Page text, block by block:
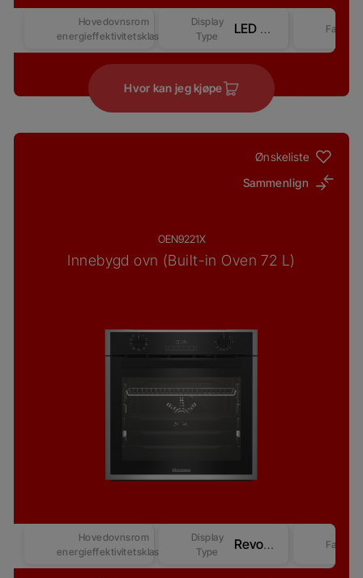
Hovedovnsrom
energieffektivitetsklasse
Display
Type
LED Display - Touch control (Revo-Better) – Competitive-2 Farge
Hvor kan jeg kjøpe
Ønskeliste
Sammenlign
OEN9221X
Innebygd ovn (Built-in Oven 72 L)
Hovedovnsrom
energieffektivitetsklasse
Display
Type
Revo Good+ Display (Beast) Farge